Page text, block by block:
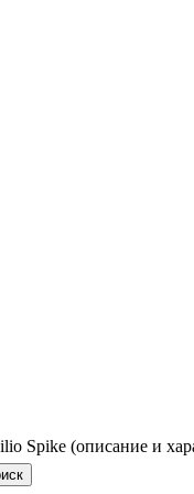
Spike (описание и